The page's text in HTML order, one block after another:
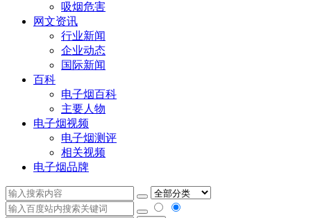
吸烟危害
网文资讯
行业新闻
企业动态
国际新闻
百科
电子烟百科
主要人物
电子烟视频
电子烟测评
相关视频
电子烟品牌